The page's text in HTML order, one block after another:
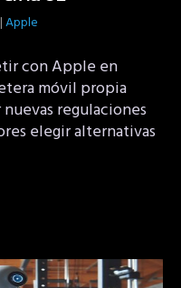
|Apple
con Apple en
móvil propia
regulaciones
elegir alternativas